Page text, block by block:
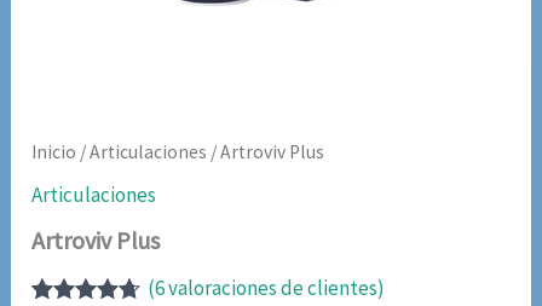
Inicio /Articulaciones / Artroviv Plus
Articulaciones
Artroviv Plus
(6valoraciones de clientes)